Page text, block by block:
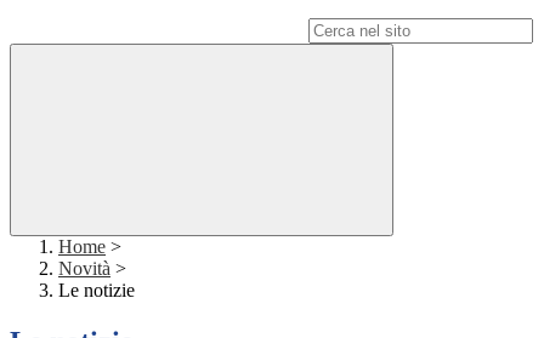
Home >
Novità >
Le notizie